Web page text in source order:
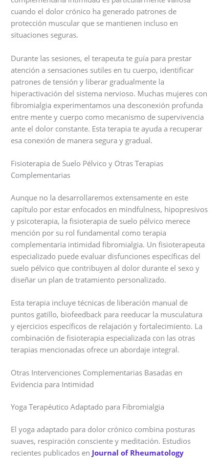
cuando el dolor crónico ha generado patrones de
protección muscular que se mantienen incluso en
situaciones seguras.
Durante las sesiones, el terapeuta te guía para prestar
atención a sensaciones sutiles en tu cuerpo, identificar
patrones de tensión y liberar gradualmente la
hiperactivación del sistema nervioso. Muchas mujeres con
fibromialgia experimentamos una desconexión profunda
entre mente y cuerpo como mecanismo de supervivencia
ante el dolor constante. Esta terapia te ayuda a recuperar
esa conexión de manera segura y gradual.
Fisioterapia de Suelo Pélvico y Otras Terapias
Complementarias
Aunque no la desarrollaremos extensamente en este
capítulo por estar enfocados en mindfulness, hipopresivos
y psicoterapia, la fisioterapia de suelo pélvico merece
mención por su rol fundamental como terapia
complementaria intimidad fibromialgia. Un fisioterapeuta
especializado puede evaluar disfunciones específicas del
suelo pélvico que contribuyen al dolor durante el sexo y
diseñar un plan de tratamiento personalizado.
Esta terapia incluye técnicas de liberación manual de
puntos gatillo, biofeedback para reeducar la musculatura
y ejercicios específicos de relajación y fortalecimiento. La
combinación de fisioterapia especializada con las otras
terapias mencionadas ofrece un abordaje integral.
Otras Intervenciones Complementarias Basadas en
Evidencia para Intimidad
Yoga Terapéutico Adaptado para Fibromialgia
El yoga adaptado para dolor crónico combina posturas
suaves, respiración consciente y meditación. Estudios
recientes publicados en Journal of Rheumatology